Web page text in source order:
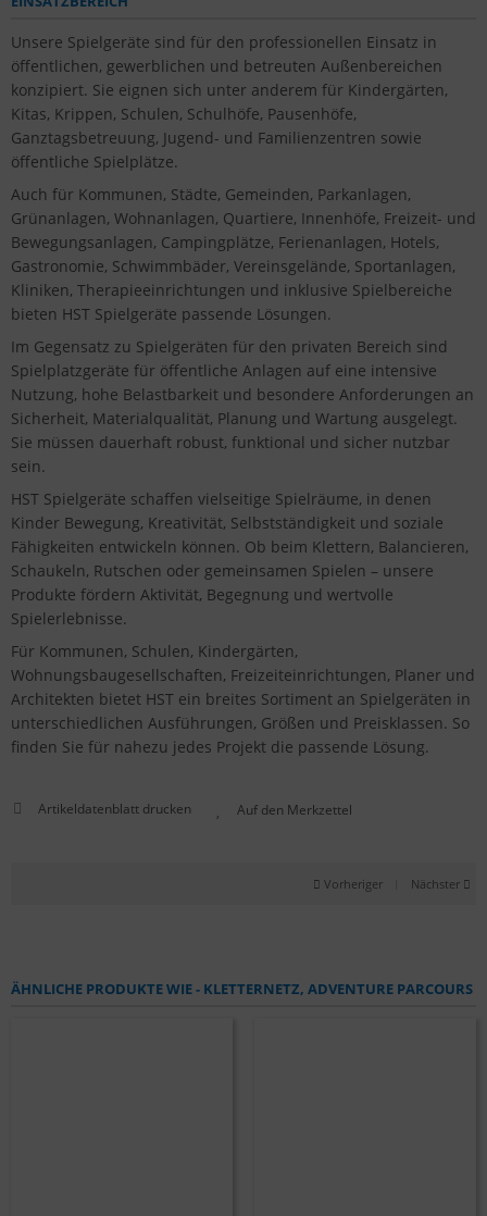
Unsere Spielgeräte sind für den professionellen Einsatz in
öffentlichen, gewerblichen und betreuten Außenbereichen
konzipiert. Sie eignen sich unter anderem für Kindergärten,
Kitas, Krippen, Schulen, Schulhöfe, Pausenhöfe,
Ganztagsbetreuung, Jugend- und Familienzentren sowie
öffentliche Spielplätze.
Auch für Kommunen, Städte, Gemeinden, Parkanlagen,
Grünanlagen, Wohnanlagen, Quartiere, Innenhöfe, Freizeit- und
Bewegungsanlagen, Campingplätze, Ferienanlagen, Hotels,
Gastronomie, Schwimmbäder, Vereinsgelände, Sportanlagen,
Kliniken, Therapieeinrichtungen und inklusive Spielbereiche
bieten HST Spielgeräte passende Lösungen.
Im Gegensatz zu Spielgeräten für den privaten Bereich sind
Spielplatzgeräte für öffentliche Anlagen auf eine intensive
Nutzung, hohe Belastbarkeit und besondere Anforderungen an
Sicherheit, Materialqualität, Planung und Wartung ausgelegt.
Sie müssen dauerhaft robust, funktional und sicher nutzbar
sein.
HST Spielgeräte schaffen vielseitige Spielräume, in denen
Kinder Bewegung, Kreativität, Selbstständigkeit und soziale
Fähigkeiten entwickeln können. Ob beim Klettern, Balancieren,
Schaukeln, Rutschen oder gemeinsamen Spielen – unsere
Produkte fördern Aktivität, Begegnung und wertvolle
Spielerlebnisse.
Für Kommunen, Schulen, Kindergärten,
Wohnungsbaugesellschaften, Freizeiteinrichtungen, Planer und
Architekten bietet HST ein breites Sortiment an Spielgeräten in
unterschiedlichen Ausführungen, Größen und Preisklassen. So
finden Sie für nahezu jedes Projekt die passende Lösung.
Artikeldatenblatt drucken
Vorheriger Nächster
ÄHNLICHE PRODUKTE WIE - KLETTERNETZ, ADVENTURE PARCOURS